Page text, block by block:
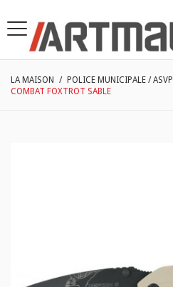
LA MAISON / POLICE MUNICIPALE / ASVP
COMBAT FOXTROT SABLE